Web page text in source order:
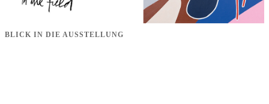
BLICK IN DIE AUSSTELLUNG